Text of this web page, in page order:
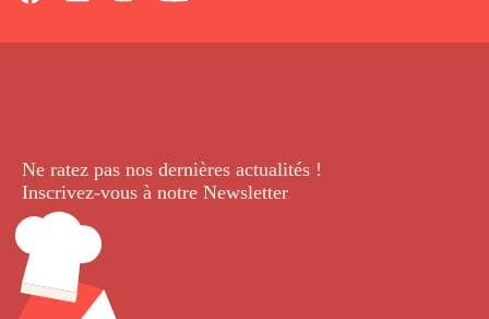
Ne ratez pas nos dernières actualités !
Inscrivez-vous à notre Newsletter.